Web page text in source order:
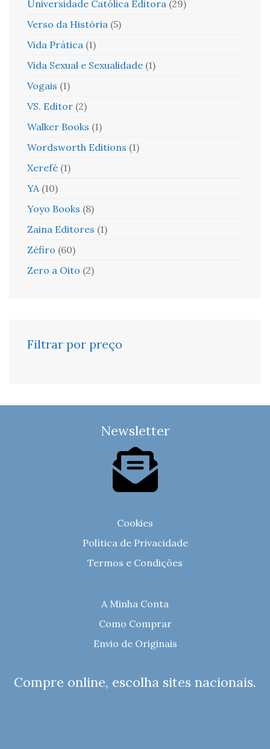
Universidade Católica Editora (29)
Verso da História (5)
Vida Prática (1)
Vida Sexual e Sexualidade (1)
Vogais (1)
VS. Editor (2)
Walker Books (1)
Wordsworth Editions (1)
Xerefé (1)
YA (10)
Yoyo Books (8)
Zaina Editores (1)
Zéfiro (60)
Zero a Oito (2)
Filtrar por preço
Newsletter
Cookies
Política de Privacidade
Termos e Condições
A Minha Conta
Como Comprar
Envio de Originais
Compre online, escolha sites nacionais.